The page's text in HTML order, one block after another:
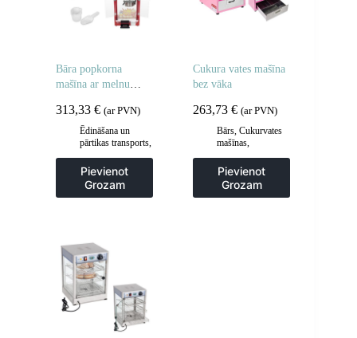
Bāra popkorna
mašīna ar melnu
313,33 € (ar PVN)
Ēdināšana un
pārtikas transports
Popkorna mašīnas
Pievienot
Grozam
Cukura vates mašīna
bez vāka
263,73€ (ar PVN)
Bārs ,Cukurvates
mašīnas
Pievienot
Grozam